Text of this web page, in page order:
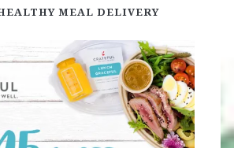
MEAL DELIVERY